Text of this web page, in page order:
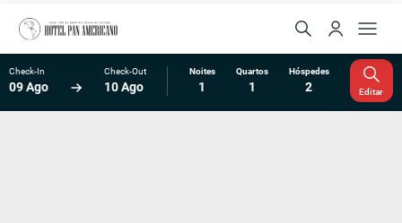
Check-In
09 Ago
Check-Out
10 Ago
Noites
1
Quartos
1
Hóspedes
2 Editar